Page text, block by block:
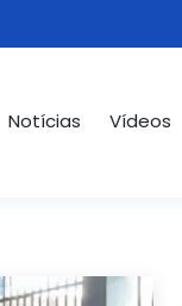
Notícias Vídeos